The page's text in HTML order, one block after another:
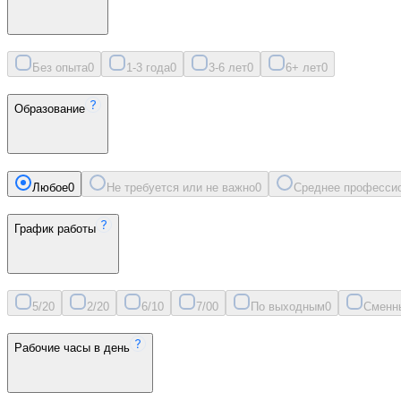
Без опыта0 1-3 года0 3-6 лет0 6+ лет0
Образование
Любое0 Не требуется или не важно0 Среднее
График работы
5/20 2/20 6/10 7/00 По выходным0
Рабочие часы в день